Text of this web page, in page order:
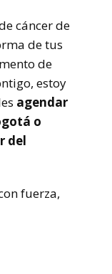
cáncer de
de tus
de
estoy
agendar
o
del
fuerza,